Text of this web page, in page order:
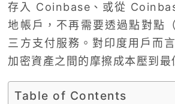
存入 Coinbase、或從
地帳戶，不再需要透過點對點
三方支付服務。對印度用戶而
加密資產之間的摩擦成本壓到最
Table of Contents